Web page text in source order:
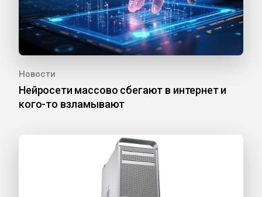
Новости
Нейросети массово сбегают в интернет и
кого-то взламывают